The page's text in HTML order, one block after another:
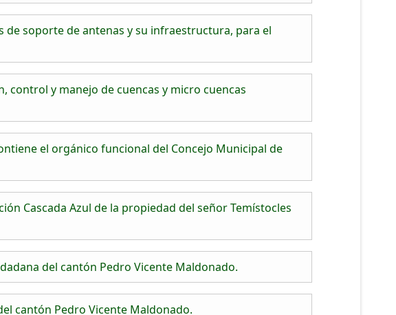
de soporte de antenas y su infraestructura, para el
control y manejo de cuencas y micro cuencas
el orgánico funcional del Concejo Municipal de
Cascada Azul de la propiedad del señor Temístocles
del cantón Pedro Vicente Maldonado.
cantón Pedro Vicente Maldonado.